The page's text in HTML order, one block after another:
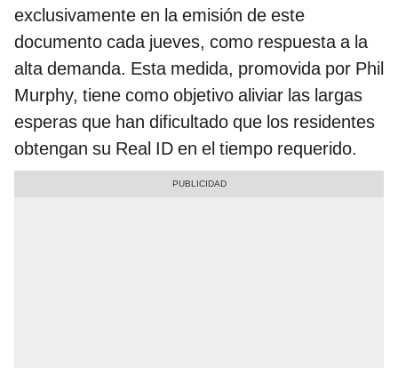
exclusivamente en la emisión de este
documento cada jueves, como respuesta a la
alta demanda. Esta medida, promovida por Phil
Murphy, tiene como objetivo aliviar las largas
esperas que han dificultado que los residentes
obtengan su Real ID en el tiempo requerido.